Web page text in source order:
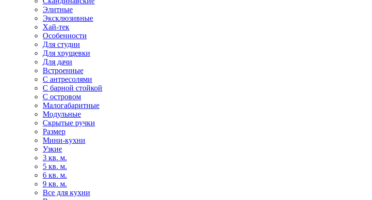
Элитные
Эксклюзивные
Хай-тек
Особенности
Для студии
Для хрущевки
Для дачи
Встроенные
С антресолями
С барной стойкой
С островом
Малогабаритные
Модульные
Скрытые ручки
Размер
Мини-кухни
Узкие
3 кв. м.
5 кв. м.
6 кв. м.
9 кв. м.
Все для кухни